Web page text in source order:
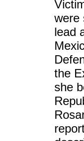
were
lead
the
she